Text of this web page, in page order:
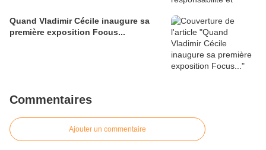
Quand Vladimir Cécile inaugure sa
première exposition Focus...
Commentaires
Ajouter un commentaire